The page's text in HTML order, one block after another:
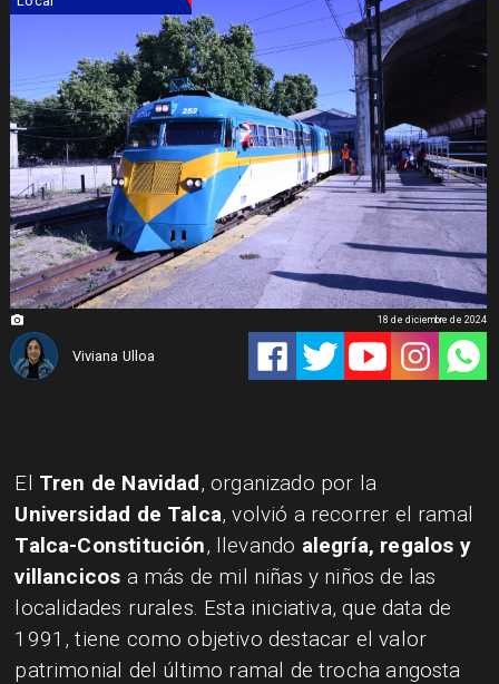
Viviana Ulloa
18 de diciembre de 2024
El Tren de Navidad, organizado por la
Universidad de Talca, volvió a recorrer el ramal
Talca-Constitución, llevando alegría, regalos y
villancicos a más de mil niñas y niños de las
localidades rurales. Esta iniciativa, que data de
1991, tiene como objetivo destacar el valor
patrimonial del último ramal de trocha angosta